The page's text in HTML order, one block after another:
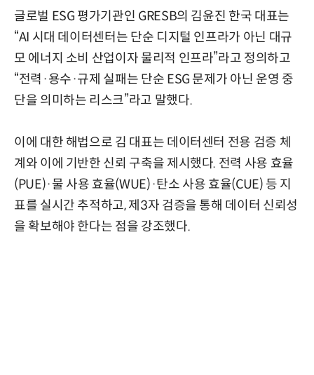
글로벌 ESG 평가기관인 GRESB의 김윤진 한국 대표는
“AI 시대 데이터센터는 단순 디지털 인프라가 아닌 대규
모 에너지 소비 산업이자 물리적 인프라”라고 정의하고
“전력·용수·규제 실패는 단순 ESG 문제가 아닌 운영 중
단을 의미하는 리스크”라고 말했다.
이에 대한 해법으로 김 대표는 데이터센터 전용 검증 체
계와 이에 기반한 신뢰 구축을 제시했다. 전력 사용 효율
(PUE)·물 사용 효율(WUE)·탄소 사용 효율(CUE) 등 지
표를 실시간 추적하고, 제3자 검증을 통해 데이터 신뢰성
을 확보해야 한다는 점을 강조했다.